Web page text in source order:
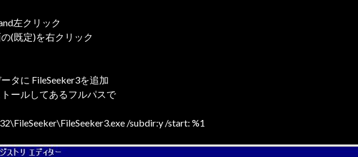
左クリック
(既定)を右クリック
タに FileSeeker3を追加
ールしてあるフルパスで
/subdir:y /start: %1